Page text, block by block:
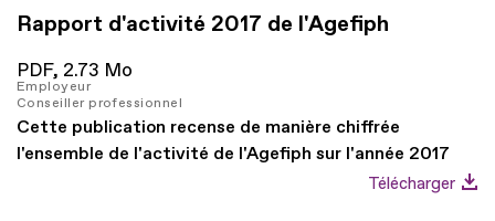
Rapport d'activité 2017 de l'Agefiph
PDF, 2.73 Mo
Employeur
Conseiller professionnel
Cette publication recense de manière chiffrée
l'ensemble de l'activité de l'Agefiph sur l'année 2017
Télécharger